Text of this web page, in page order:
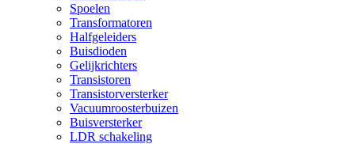
Spoelen
Transformatoren
Halfgeleiders
Buisdioden
Gelijkrichters
Transistoren
Transistorversterker
Vacuumroosterbuizen
Buisversterker
LDR schakeling